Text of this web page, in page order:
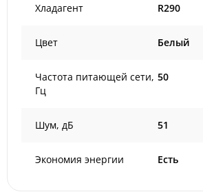
Хладагент R290
Цвет Белый
Частота питающей сети,
Гц
50
Шум, дБ 51
Экономия энергии Есть